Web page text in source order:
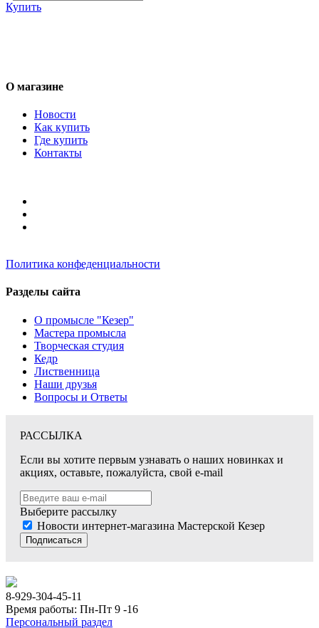
Купить
О магазине
Новости
Как купить
Где купить
Контакты
Политика конфеденциальности
Разделы сайта
О промысле "Кезер"
Мастера промысла
Творческая студия
Кедр
Лиственница
Наши друзья
Вопросы и Ответы
РАССЫЛКА
Если вы хотите первым узнавать о наших новинках и
акциях, оставьте, пожалуйста, свой e-mail
Выберите рассылку
Новости интернет-магазина Мастерской Кезер
Подписаться
8-929-304-45-11
Время работы: Пн-Пт 9 -16
Персональный раздел